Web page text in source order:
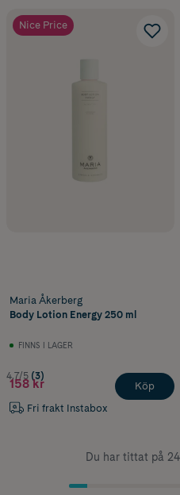
Nice Price
Maria Åkerberg
Body Lotion Energy 250 ml
FINNS I LAGER
4.7/5 (3)
158 kr
Fri frakt Instabox
Köp
Du har tittat på